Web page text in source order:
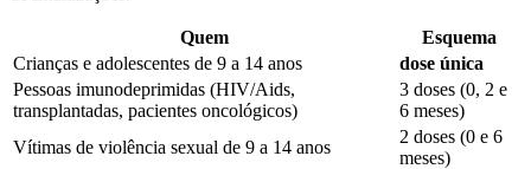
Quem
Esquema
Crianças e adolescentes de 9 a 14 anos
dose única
Pessoas imunodeprimidas (HIV/Aids,
transplantadas, pacientes oncológicos)
3 doses (0, 2 e
6 meses)
Vítimas de violência sexual de 9 a 14 anos
2 doses (0 e 6
meses)